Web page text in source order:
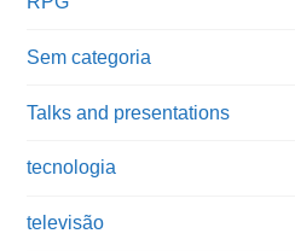
Sem categoria
Talks and presentations
tecnologia
televisão